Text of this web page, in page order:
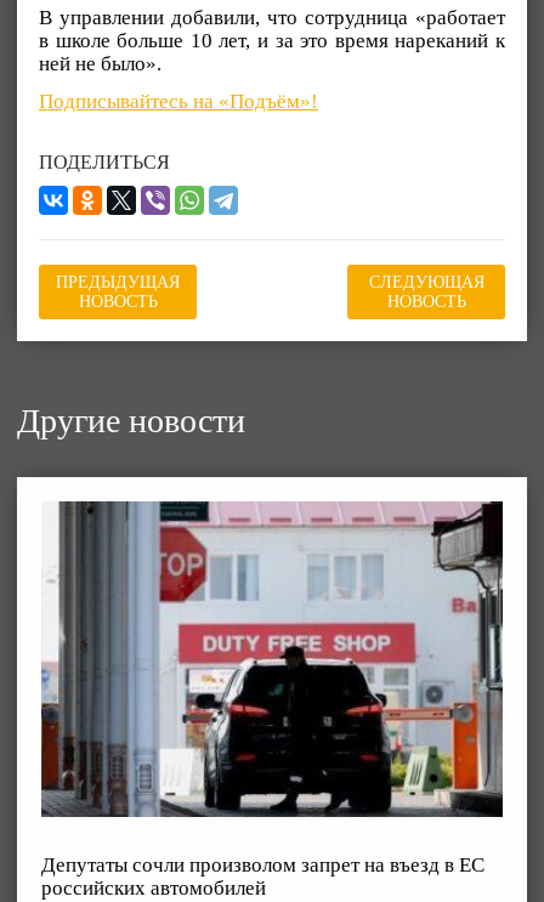
В управлении добавили, что сотрудница «работает
в школе больше 10 лет, и за это время нареканий к
ней не было».
Подписывайтесь на «Подъём»!
ПОДЕЛИТЬСЯ
ПРЕДЫДУЩАЯ
НОВОСТЬ
СЛЕДУЮЩАЯ
НОВОСТЬ
Другие новости
Депутаты сочли произволом запрет на въезд в ЕС
российских автомобилей